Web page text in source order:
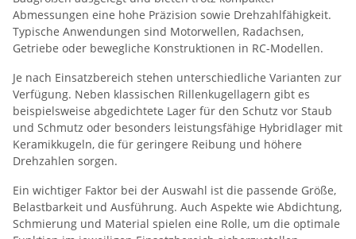
Abmessungen eine hohe Präzision sowie Drehzahlfähigkeit.
Typische Anwendungen sind Motorwellen, Radachsen,
Getriebe oder bewegliche Konstruktionen in RC-Modellen.
Je nach Einsatzbereich stehen unterschiedliche Varianten zur
Verfügung. Neben klassischen Rillenkugellagern gibt es
beispielsweise abgedichtete Lager für den Schutz vor Staub
und Schmutz oder besonders leistungsfähige Hybridlager mit
Keramikkugeln, die für geringere Reibung und höhere
Drehzahlen sorgen.
Ein wichtiger Faktor bei der Auswahl ist die passende Größe,
Belastbarkeit und Ausführung. Auch Aspekte wie Abdichtung,
Schmierung und Material spielen eine Rolle, um die optimale